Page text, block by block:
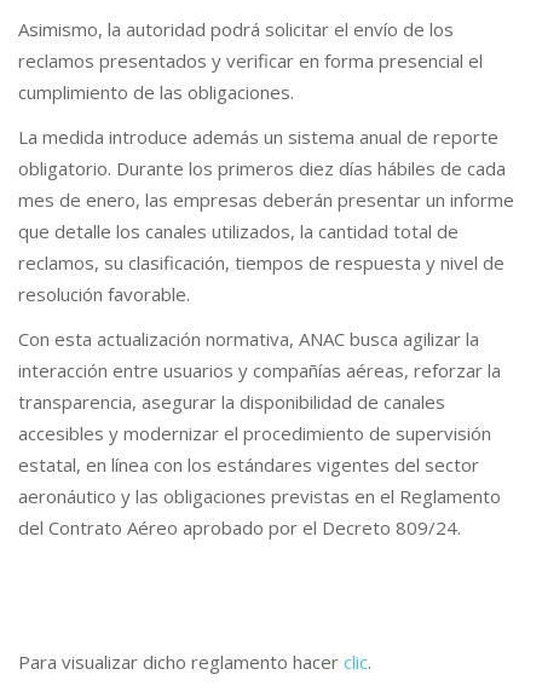
Asimismo, la autoridad podrá solicitar el envío de los
reclamos presentados y verificar en forma presencial el
cumplimiento de las obligaciones.
La medida introduce además un sistema anual de reporte
obligatorio. Durante los primeros diez días hábiles de cada
mes de enero, las empresas deberán presentar un informe
que detalle los canales utilizados, la cantidad total de
reclamos, su clasificación, tiempos de respuesta y nivel de
resolución favorable.
Con esta actualización normativa, ANAC busca agilizar la
interacción entre usuarios y compañías aéreas, reforzar la
transparencia, asegurar la disponibilidad de canales
accesibles y modernizar el procedimiento de supervisión
estatal, en línea con los estándares vigentes del sector
aeronáutico y las obligaciones previstas en el Reglamento
del Contrato Aéreo aprobado por el Decreto 809/24.
Para visualizar dicho reglamento hacer clic.